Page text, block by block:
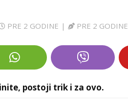
PRE 2 GODINE | PRE 2 GODINE
postoji trik i za ovo.